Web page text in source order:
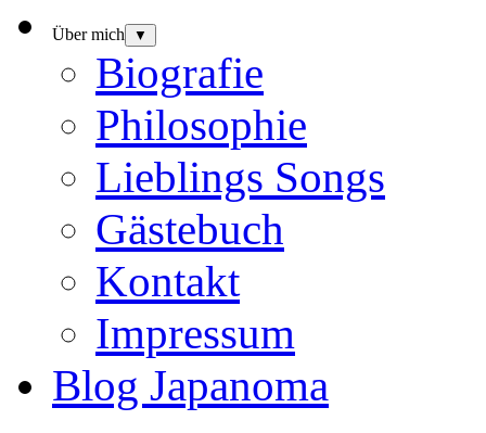
Über mich ▼
Biografie
Philosophie
Lieblings Songs
Gästebuch
Kontakt
Impressum
Blog Japanoma